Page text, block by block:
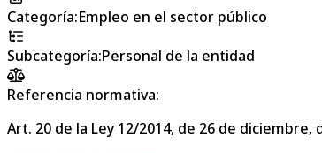
Categoría:Empleo en el sector público
Subcategoría:Personal de la entidad
Referencia normativa:
Art. 20 de la Ley 12/2014, de 26 de